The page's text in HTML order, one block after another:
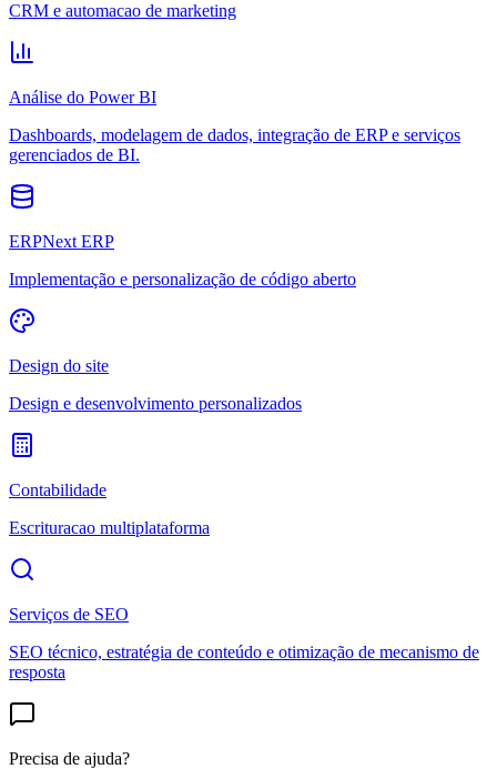
CRM e automacao de marketing
Análise do Power BI
Dashboards, modelagem de dados, integração de ERP e serviços
gerenciados de BI.
ERPNext ERP
Implementação e personalização de código aberto
Design do site
Design e desenvolvimento personalizados
Contabilidade
Escrituracao multiplataforma
Serviços de SEO
SEO técnico, estratégia de conteúdo e otimização de mecanismo de
resposta
Precisa de ajuda?